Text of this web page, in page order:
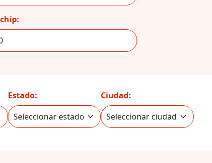
Estado: Ciudad: